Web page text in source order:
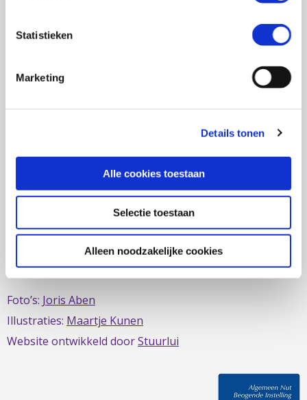
Statistieken
Marketing
Details tonen
Alle cookies toestaan
Selectie toestaan
Alleen noodzakelijke cookies
voor mensen met chronische darmziektes zoals de ziekte
van Crohn, colitis ulcerosa en microscopische colitis.
Deze ontstekingsziektes noemt men ook wel
Inflammatory Bowel Disease (IBD). Crohn & Colitis NL zet
zich al sinds 1979 in om de belangen van mensen met
IBD te behartigen. Evenals de belangen van mensen met
short bowel/darmfalen.
Deze website is mede mogelijk gemaakt door het
Fonds
Foto’s: Joris Aben
Illustraties: Maartje Kunen
Website ontwikkeld doorStuurlui